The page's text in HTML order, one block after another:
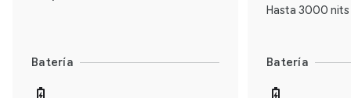
Hasta 3000
Batería Batería